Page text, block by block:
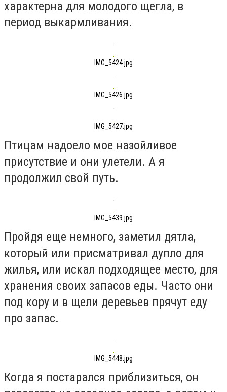
характерна для молодого щегла, в
период выкармливания.
IMG_5424.jpg
IMG_5426.jpg
IMG_5427.jpg
Птицам надоело мое назойливое
присутствие и они улетели. А я
продолжил свой путь.
IMG_5439.jpg
Пройдя еще немного, заметил дятла,
который или присматривал дупло для
жилья, или искал подходящее место, для
хранения своих запасов еды. Часто они
под кору и в щели деревьев прячут еду
про запас.
IMG_5448.jpg
Когда я постарался приблизиться, он